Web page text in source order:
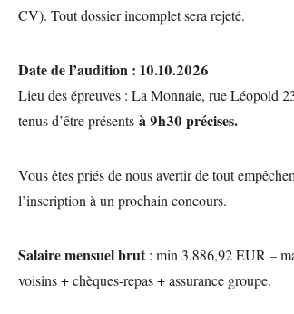
CV). Tout dossier incomplet sera rejeté.
Date de l’audition : 10.10.2026
Lieu des épreuves : La Monnaie, rue Léopold
tenus d’être présents à 9h30 précises.
Vous êtes priés de nous avertir de tout
l’inscription à un prochain concours.
Salaire mensuel brut: min 3.886,92 EUR –
voisins + chèques-repas + assurance groupe.